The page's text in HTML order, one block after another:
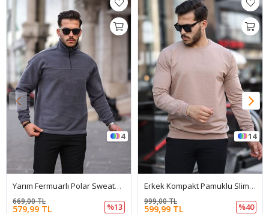
4
Yarım Fermuarlı Polar Sweatshirt
579,99 TL
669,00 TL
%13
14
Erkek Kompakt Pamuklu Slim Fit Sweatshirt
599,99 TL
999,00 TL
%40